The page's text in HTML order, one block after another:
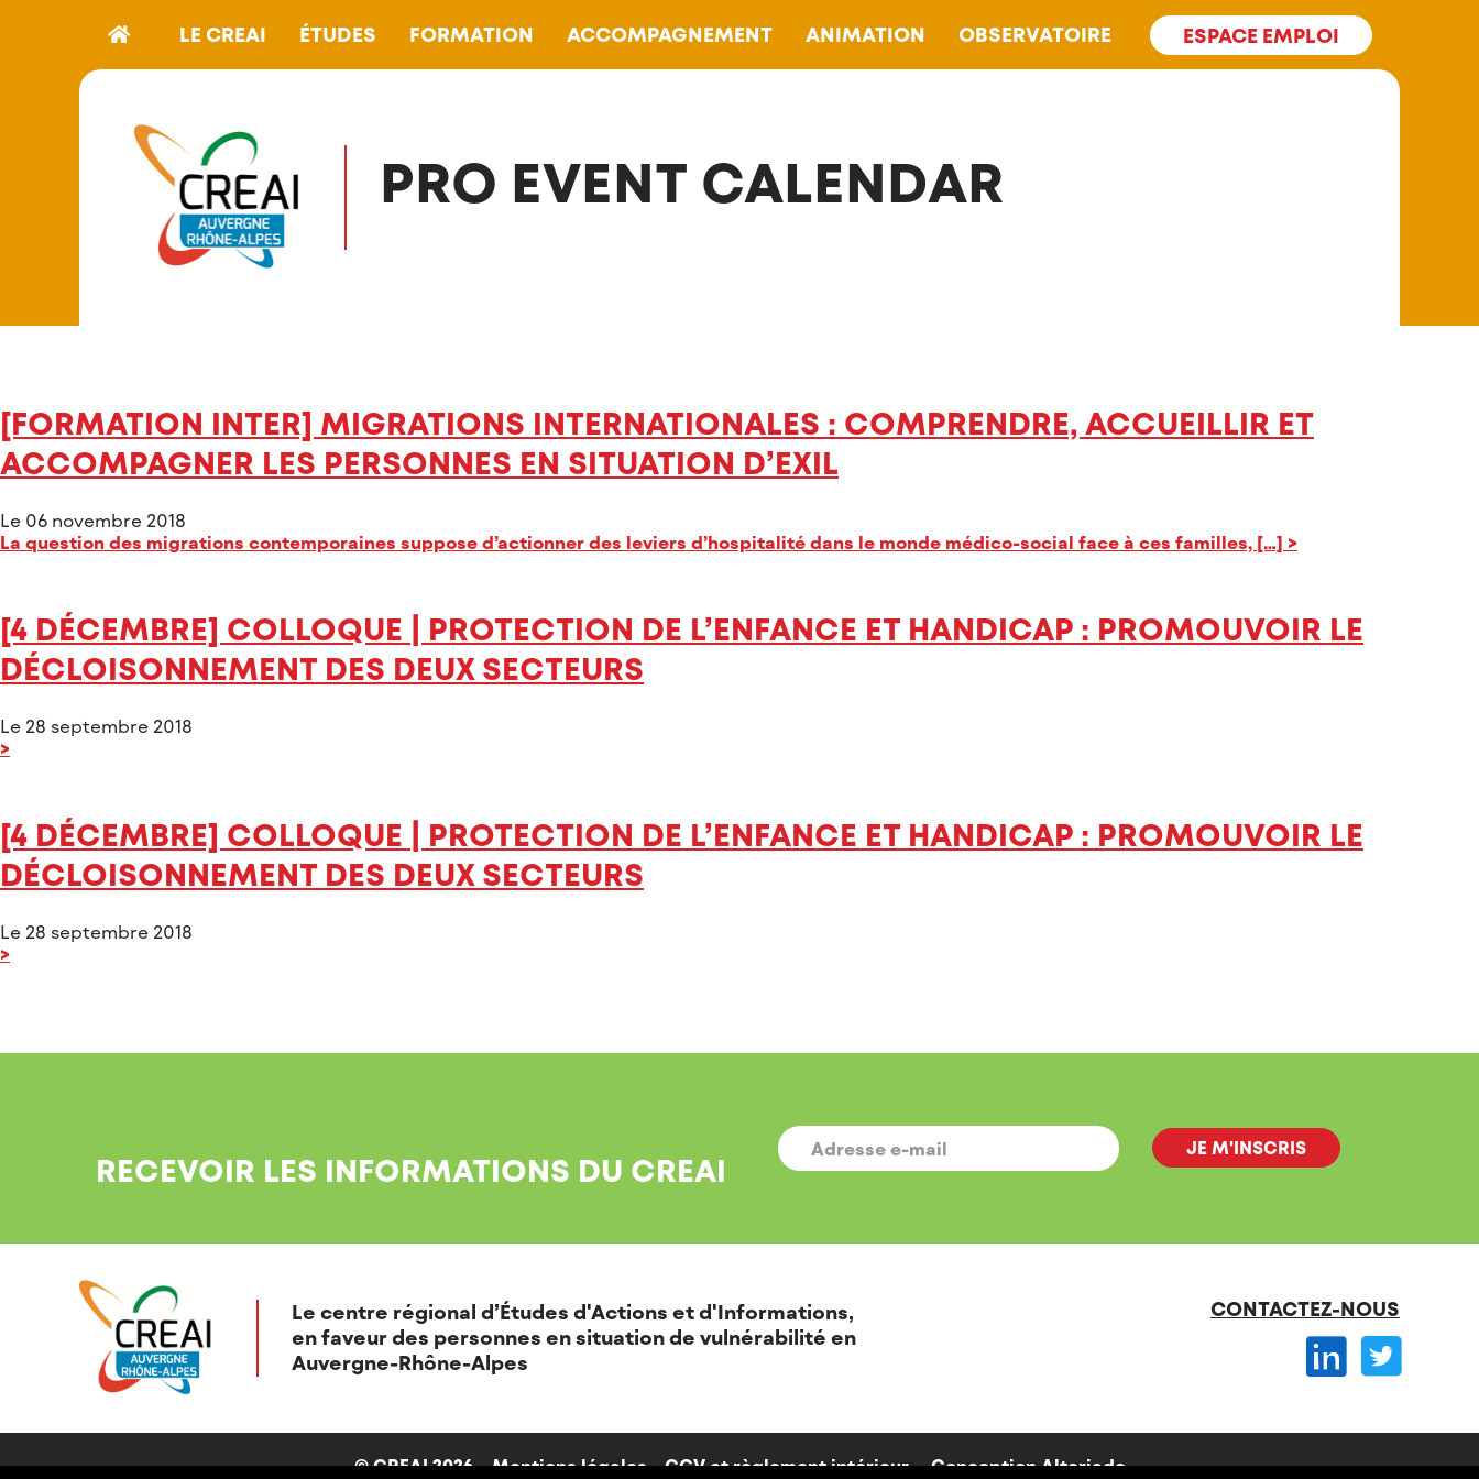
LE CREAI ÉTUDES FORMATION ACCOMPAGNEMENT ANIMATION OBSERVATOIRE ESPACE EMPLOI
PRO EVENT CALENDAR
[FORMATION INTER] MIGRATIONS INTERNATIONALES : COMPRENDRE, ACCUEILLIR ET
ACCOMPAGNER LES PERSONNES EN SITUATION D’EXIL
Le 06 novembre 2018
La question des migrations contemporaines suppose d’actionner des leviers d’hospitalité dans le monde médico-social face à ces familles, […] >
[4 DÉCEMBRE] COLLOQUE | PROTECTION DE L’ENFANCE ET HANDICAP : PROMOUVOIR LE
DÉCLOISONNEMENT DES DEUX SECTEURS
Le 28 septembre 2018
>
[4 DÉCEMBRE] COLLOQUE | PROTECTION DE L’ENFANCE ET HANDICAP : PROMOUVOIR LE
DÉCLOISONNEMENT DES DEUX SECTEURS
Le 28 septembre 2018
>
RECEVOIR LES INFORMATIONS DU CREAI
E-
MAIL *
Le centre régional d’Études d'Actions et d'Informations,
en faveur des personnes en situation de vulnérabilité en
Auvergne-Rhône-Alpes
CONTACTEZ-NOUS
© CREAI 2026 -Mentions légales CGV et règlement intérieur ConceptionAlteriade